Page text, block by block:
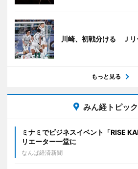
川崎、初戦分ける Ｊリ
もっと見る
みん経トピッ
ミナミでビジネスイベント「RISE
リエーター一堂に
なんば経済新聞